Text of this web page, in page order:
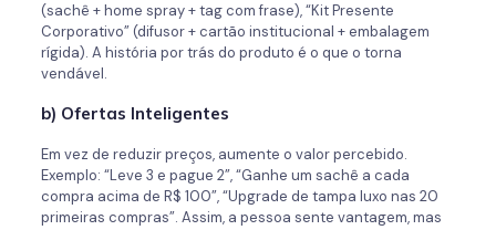
(sachê + home spray + tag com frase), “Kit Presente
Corporativo” (difusor + cartão institucional + embalagem
rígida). A história por trás do produto é o que o torna
vendável.
b) Ofertas Inteligentes
Em vez de reduzir preços, aumente o valor percebido.
Exemplo: “Leve 3 e pague 2”, “Ganhe um sachê a cada
compra acima de R$ 100”, “Upgrade de tampa luxo nas 20
primeiras compras”. Assim, a pessoa sente vantagem, mas